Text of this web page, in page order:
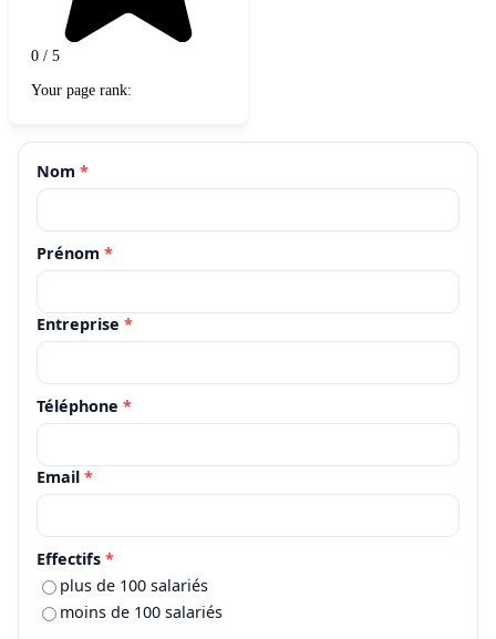
0 / 5
Your page rank:
Nom *
Prénom *
Entreprise *
Téléphone *
Email *
Effectifs *
plus de 100 salariés
moins de 100 salariés